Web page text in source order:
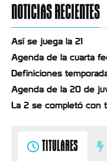
NOTICIAS RECIENTES
Así se juega la 21
Agenda de la cuarta
Definiciones
Agenda de la 20 de
La 2 se completó con
TITULARES